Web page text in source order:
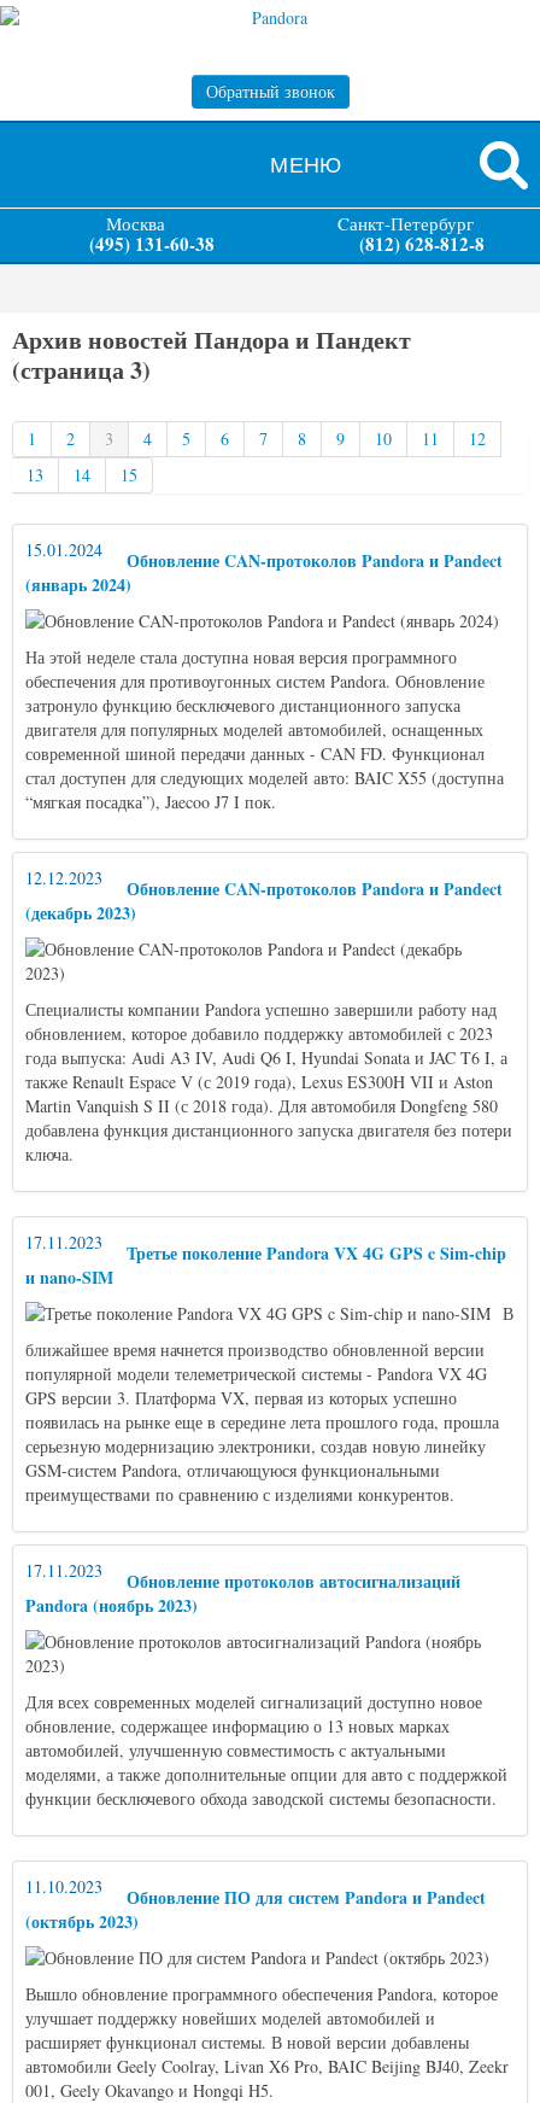
Обратный звонок
МЕНЮ
Москва
(495) 131-60-38
Cанкт-Петербург
(812) 628-812-8
Архив новостей Пандора и Пандект
(страница 3)
1 2 3 4 5 6 7 8 9 10 11
12
13
14 15
15.01.2024
Обновление CAN-протоколов Pandora и Pandect
(январь 2024)
На этой неделе стала доступна новая версия программного
обеспечения для противоугонных систем Pandora. Обновление
затронуло функцию бесключевого дистанционного запуска
двигателя для популярных моделей автомобилей, оснащенных
современной шиной передачи данных - CAN FD. Функционал
стал доступен для следующих моделей авто: BAIC X55 (доступна
“мягкая посадка”), Jaecoo J7 I пок.
12.12.2023
Обновление CAN-протоколов Pandora и Pandect
(декабрь 2023)
Специалисты компании Pandora успешно завершили работу над
обновлением, которое добавило поддержку автомобилей с 2023
года выпуска: Audi A3 IV, Audi Q6 I, Hyundai Sonata и JAC T6 I, а
также Renault Espace V (с 2019 года), Lexus ES300H VII и Aston
Martin Vanquish S II (с 2018 года). Для автомобиля Dongfeng 580
добавлена функция дистанционного запуска двигателя без потери
ключа.
17.11.2023
Третье поколение Pandora VX 4G GPS c Sim-chip
и nano-SIM
В
ближайшее время начнется производство обновленной версии
популярной модели телеметрической системы - Pandora VX 4G
GPS версии 3. Платформа VX, первая из которых успешно
появилась на рынке еще в середине лета прошлого года, прошла
серьезную модернизацию электроники, создав новую линейку
GSM-систем Pandora, отличающуюся функциональными
преимуществами по сравнению с изделиями конкурентов.
17.11.2023
Обновление протоколов автосигнализаций
Pandora (ноябрь 2023)
Для всех современных моделей сигнализаций доступно новое
обновление, содержащее информацию о 13 новых марках
автомобилей, улучшенную совместимость с актуальными
моделями, а также дополнительные опции для авто с поддержкой
функции бесключевого обхода заводской системы безопасности.
11.10.2023
Обновление ПО для систем Pandora и Pandect
(октябрь 2023)
Вышло обновление программного обеспечения Pandora, которое
улучшает поддержку новейших моделей автомобилей и
расширяет функционал системы. В новой версии добавлены
автомобили Geely Coolray, Livan X6 Pro, BAIC Beijing BJ40, Zeekr
001, Geely Okavango и Hongqi H5.